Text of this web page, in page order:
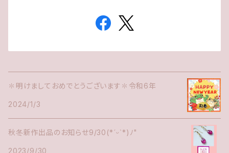
✽明けましておめでとうございます✽令和6年
2024/1/3
秋冬新作出品のお知らせ9/30(*ˊᵕˋ*)ﾉ"
2023/9/30